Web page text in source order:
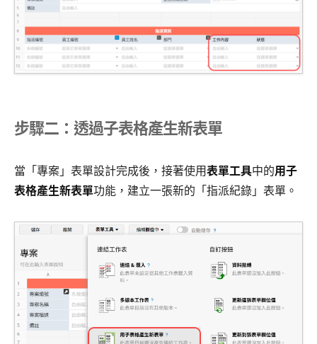
步驟二：透過子表格產生新表單
當「專案」表單設計完成後，接著使用表單工具中的用子
表格產生新表單功能，建立一張新的「指派紀錄」表單。